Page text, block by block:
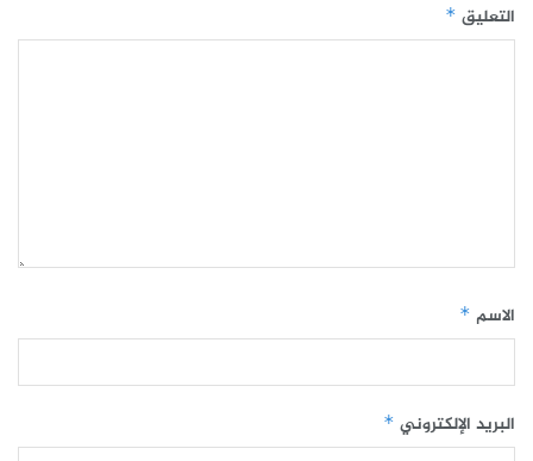
التعليق *
الاسم *
البريد الإلكتروني *